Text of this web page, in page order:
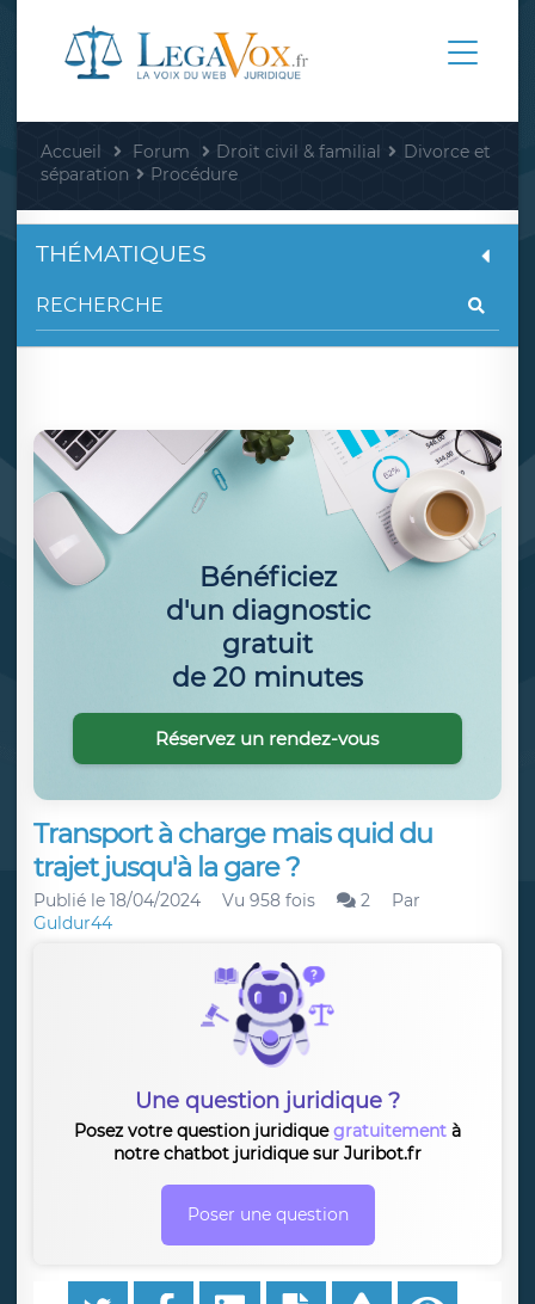
Accueil Forum Droit civil & familial
Divorce et
séparation
Procédure
Transport à charge mais quid du
trajet jusqu'à la gare ?
Publié le 18/04/2024 Vu 958 fois 2
Par
Guldur44
Une question juridique ?
Posez votre question juridiquegratuitement à
notre chatbot juridique sur Juribot.fr
Poser une question
THÉMATIQUES
Bénéficiez
d'un diagnostic
gratuit
de 20 minutes
Réservez un rendez-vous